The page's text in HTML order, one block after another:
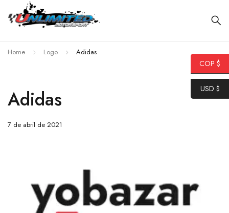
Home Logo Adidas
Adidas
7 de abril de 2021
COP $
USD $